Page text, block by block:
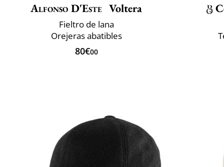
Alfonso D'Este Voltera
Fieltro de lana
Orejeras abatibles
80€00